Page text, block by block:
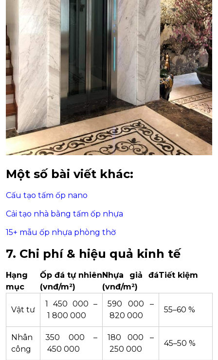
Một số bài viết khác:
Cấu tạo tấm ốp nano
Cải tạo nhà bằng tấm ốp nhựa
15+ mẫu ốp nhựa phòng thờ
7. Chi phí & hiệu quả kinh tế
Hạng
mục
Ốp đá tự nhiên
(vnđ/m²)
Nhựa giả đá
(vnđ/m²)
Tiết kiệm
Vật tư
1 450 000 –
1 800 000
590 000 –
820 000
55–60 %
Nhân
công
350 000 –
450 000
180 000 –
250 000
45–50 %